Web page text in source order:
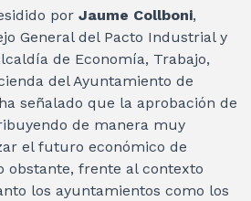
por Jaume Collboni,
General del Pacto Industrial y
de Economía, Trabajo,
del Ayuntamiento de
ha señalado que la aprobación de
de manera muy
el futuro económico de
obstante, frente al contexto
los ayuntamientos como los